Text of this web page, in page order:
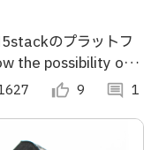
のプラットフ
the possibility of
thumb_up_alt 9 comment 1